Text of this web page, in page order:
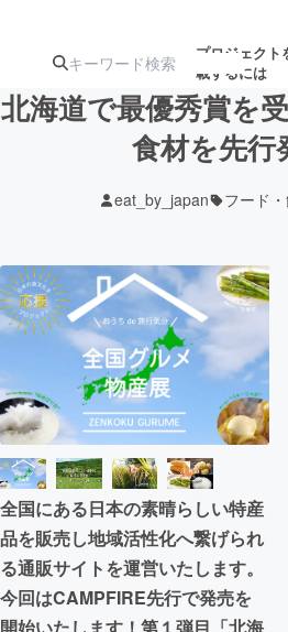
プロジェクト
載するには
ターン
ジェクト
アート・写真
テクノロジー・ガジェット
映像・映画
ビジネス・起業
まちづくり・地域活性化
CAMPFIRE for Social Good
北海道で最優秀賞を
食材を先行
eat_by_japan フード
全国にある日本の素晴らしい特産
品を販売し地域活性化へ繋げられ
る通販サイトを運営いたします。
今回はCAMPFIRE先行で発売を